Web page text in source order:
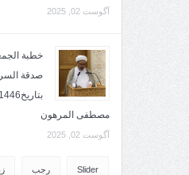
آگوست 02, 2025
صدقة السر
مصطفى المرهون
آگوست 02, 2025
Slider رجب